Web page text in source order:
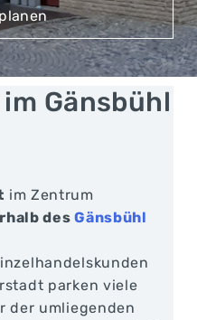
Gänsbühl
im Zentrum
desGänsbühl
parken viele
der umliegenden